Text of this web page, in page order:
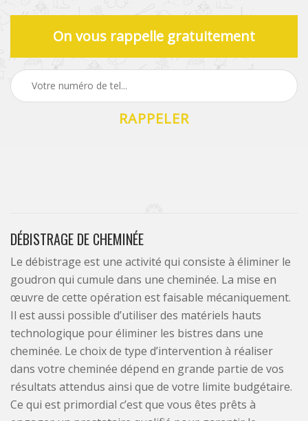
On vous rappelle gratuitement
DÉBISTRAGE DE CHEMINÉE
Le débistrage est une activité qui consiste à éliminer le
goudron qui cumule dans une cheminée. La mise en
œuvre de cette opération est faisable mécaniquement.
Il est aussi possible d’utiliser des matériels hauts
technologique pour éliminer les bistres dans une
cheminée. Le choix de type d’intervention à réaliser
dans votre cheminée dépend en grande partie de vos
résultats attendus ainsi que de votre limite budgétaire.
Ce qui est primordial c’est que vous êtes prêts à